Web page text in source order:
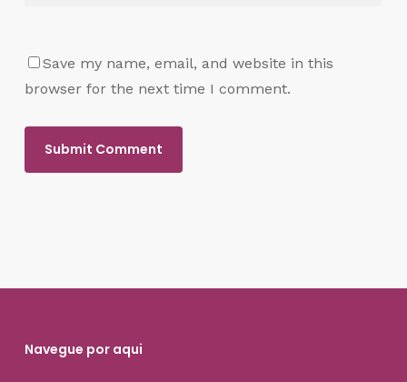
Save my name, email, and website in this
browser for the next time I comment.
Navegue por aqui